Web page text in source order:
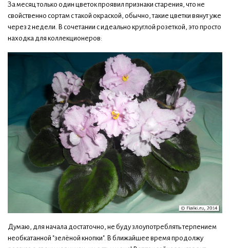
За месяц только один цветок проявил признаки старения, что не
свойственно сортам с такой окраской, обычно, такие цветки вянут уже
через 2 недели. В сочетании с идеально круглой розеткой, это просто
находка для коллекционеров:
Думаю, для начала достаточно, не буду злоупотреблять терпением
необкатанной "зелёной кнопки". В ближайшее время продолжу